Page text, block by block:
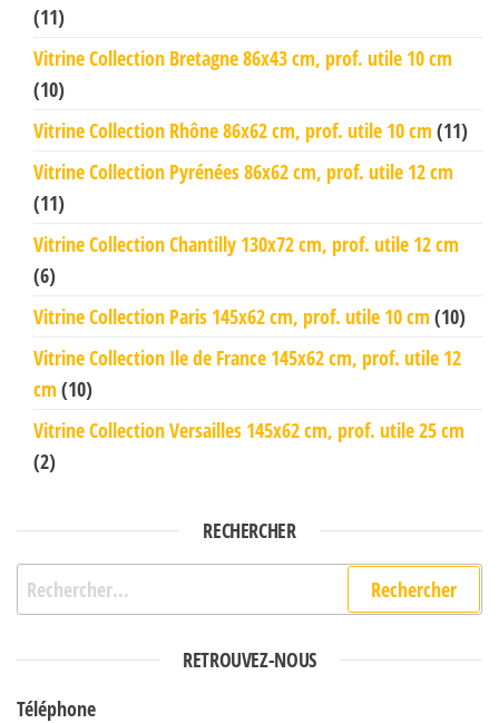
(11)
Vitrine Collection Bretagne 86x43 cm, prof. utile 10 cm
(10)
Vitrine Collection Rhône 86x62 cm, prof. utile 10 cm (11)
Vitrine Collection Pyrénées 86x62 cm, prof. utile 12 cm
(11)
Vitrine Collection Chantilly 130x72 cm, prof. utile 12 cm
(6)
Vitrine Collection Paris 145x62 cm, prof. utile 10 cm (10)
Vitrine Collection Ile de France 145x62 cm, prof. utile 12
cm (10)
Vitrine Collection Versailles 145x62 cm, prof. utile 25 cm
(2)
RECHERCHER
Rechercher :
RETROUVEZ-NOUS
Téléphone